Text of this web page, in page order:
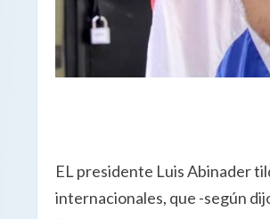
EL presidente Luis Abinader
internacionales, que -según